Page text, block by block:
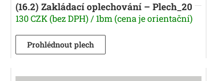
(16.2) Zakládací oplechování – Plech_20
130 CZK (bez DPH) / 1bm (cena je orientační)
Prohlédnout plech